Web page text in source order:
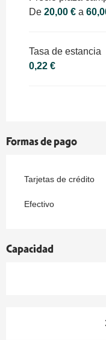
De 20,00 € a
Tasa de estancia
0,22 €
Formas de pago
Tarjetas de crédito
Efectivo
Capacidad